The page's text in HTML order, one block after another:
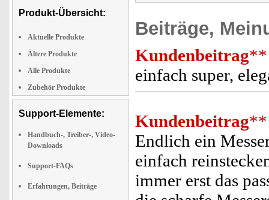
Produkt-Übersicht:
Aktuelle Produkte
Ältere Produkte
Alle Produkte
Zubehör Produkte
Support-Elemente:
Handbuch-, Treiber-, Video-
Downloads
Support-FAQs
Erfahrungen, Beiträge
Beiträge,
Kundenbeitrag**
einfach super,
Kundenbeitrag**
Endlich ein
einfach
immer erst das